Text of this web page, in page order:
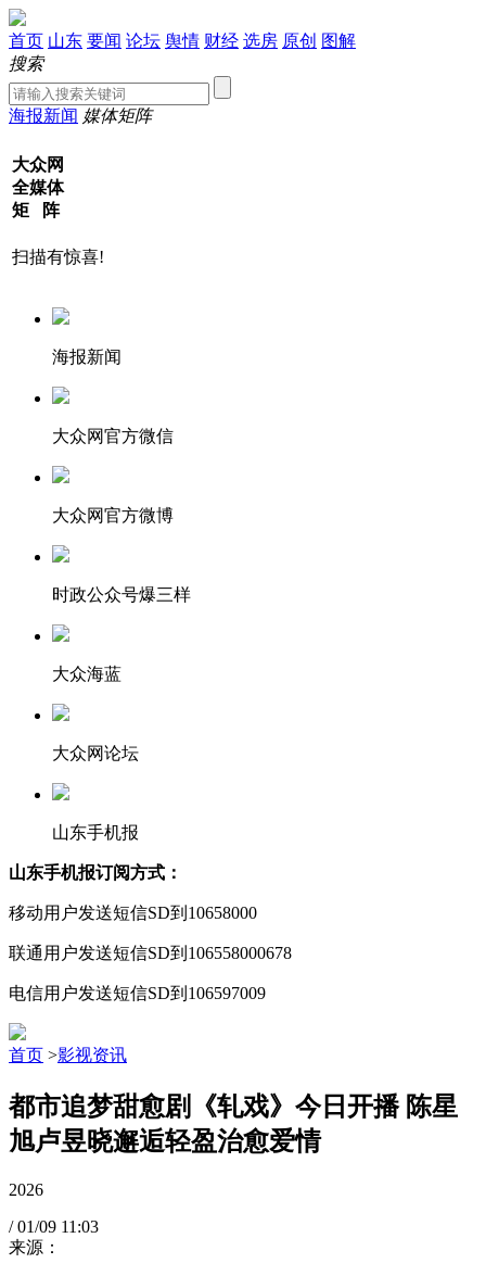
首页 山东 要闻 论坛 舆情 财经 选房 原创 图解
搜索
海报新闻 媒体矩阵
大众网
全媒体
矩 阵
扫描有惊喜!
海报新闻
大众网官方微信
大众网官方微博
时政公众号爆三样
大众海蓝
大众网论坛
山东手机报
山东手机报订阅方式：
移动用户发送短信SD到10658000
联通用户发送短信SD到106558000678
电信用户发送短信SD到106597009
首页 >影视资讯
都市追梦甜愈剧《轧戏》今日开播 陈星
旭卢昱晓邂逅轻盈治愈爱情
2026
/ 01/09 11:03
来源：